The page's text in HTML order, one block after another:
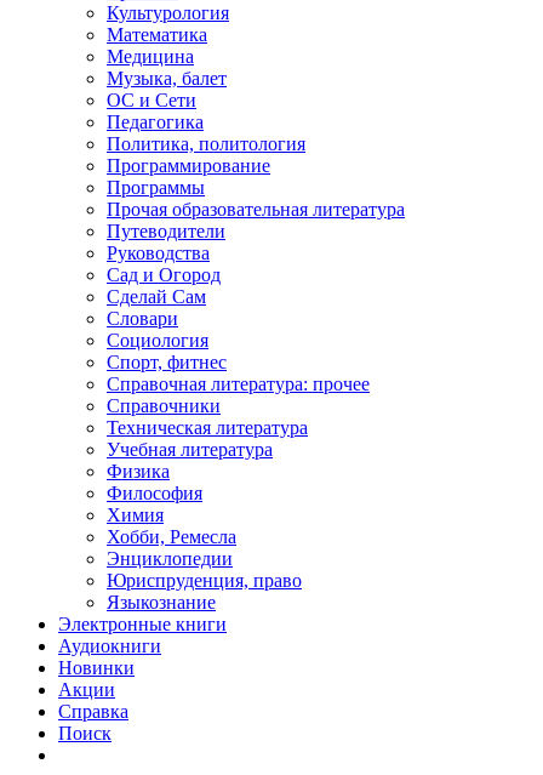
Культурология
Математика
Медицина
Музыка, балет
ОС и Сети
Педагогика
Политика, политология
Программирование
Программы
Прочая образовательная литература
Путеводители
Руководства
Сад и Огород
Сделай Сам
Словари
Социология
Спорт, фитнес
Справочная литература: прочее
Справочники
Техническая литература
Учебная литература
Физика
Философия
Химия
Хобби, Ремесла
Энциклопедии
Юриспруденция, право
Языкознание
Электронные книги
Аудиокниги
Новинки
Акции
Справка
Поиск